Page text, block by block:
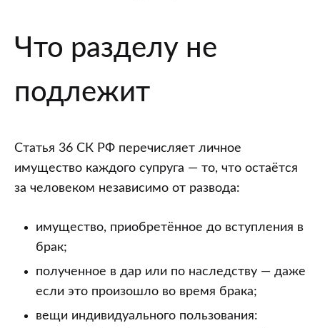
Что разделу не
подлежит
Статья 36 СК РФ перечисляет личное
имущество каждого супруга — то, что остаётся
за человеком независимо от развода:
имущество, приобретённое до вступления в
брак;
полученное в дар или по наследству — даже
если это произошло во время брака;
вещи индивидуального пользования: